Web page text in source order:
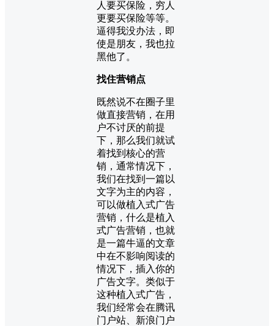
人要买保险，穷人
更要买保险等等。
逼得我没办法，即
使是朋友，我也拉
黑他了。
找住营销点
既然说不在圈子里
做直接营销，在用
户不讨厌的前提
下，那么我们就试
着找到核心的营
销，通常情况下，
我们在找到一篇以
文字为主的内容，
可以做植入式广告
营销，什么是植入
式广告营销，也就
是一篇牛逼的文章
中在不影响阅读的
情况下，插入你的
广告文字。类似于
这种植入式广告，
我们经常会在腾讯
门户站、新浪门户